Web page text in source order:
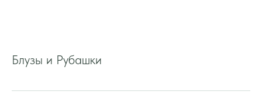
Блузы и Рубашки